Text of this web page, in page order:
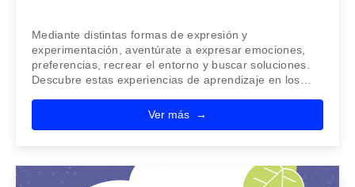
Mediante distintas formas de expresión y
experimentación, aventúrate a expresar emociones,
preferencias, recrear el entorno y buscar soluciones.
Descubre estas experiencias de aprendizaje en los…
Ver más